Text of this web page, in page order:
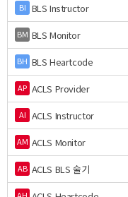
BI BLS Instructor
BM BLS Monitor
BH BLS Heartcode
AP ACLS Provider
AI ACLS Instructor
AM ACLS Monitor
AB ACLS BLS 술기